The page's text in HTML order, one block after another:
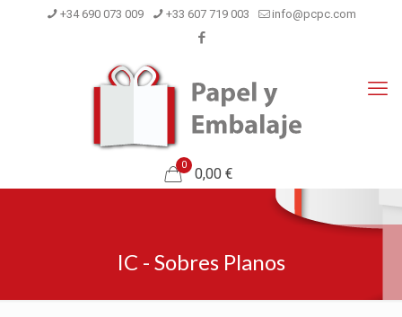
+34 690 073 009 +33 607 719 003 info@pcpc.com
0
0,00 €
IC - Sobres Planos